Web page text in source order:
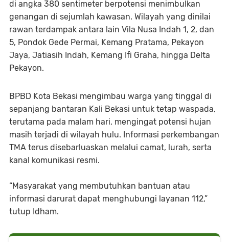
di angka 380 sentimeter berpotensi menimbulkan
genangan di sejumlah kawasan. Wilayah yang dinilai
rawan terdampak antara lain Vila Nusa Indah 1, 2, dan
5, Pondok Gede Permai, Kemang Pratama, Pekayon
Jaya, Jatiasih Indah, Kemang Ifi Graha, hingga Delta
Pekayon.
BPBD Kota Bekasi mengimbau warga yang tinggal di
sepanjang bantaran Kali Bekasi untuk tetap waspada,
terutama pada malam hari, mengingat potensi hujan
masih terjadi di wilayah hulu. Informasi perkembangan
TMA terus disebarluaskan melalui camat, lurah, serta
kanal komunikasi resmi.
“Masyarakat yang membutuhkan bantuan atau
informasi darurat dapat menghubungi layanan 112,”
tutup Idham.